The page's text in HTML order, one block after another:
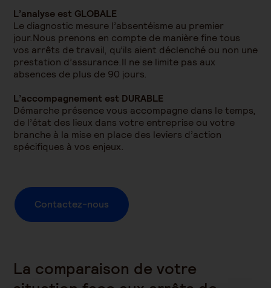
L’analyse est GLOBALE
Le diagnostic mesure l’absentéisme au premier
jour.Nous prenons en compte de manière fine tous
vos arrêts de travail, qu’ils aient déclenché ou non une
prestation d’assurance.Il ne se limite pas aux
absences de plus de 90 jours.
L’accompagnement est DURABLE
Démarche présence vous accompagne dans le temps,
de l’état des lieux dans votre entreprise ou votre
branche à la mise en place des leviers d’action
spécifiques à vos enjeux.
Contactez-nous
La comparaison de votre